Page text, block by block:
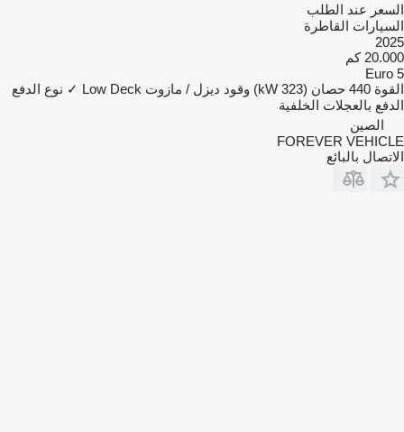
السعر عند الطلب
السيارات القاطرة
2025
20.000 كم
Euro 5
القوة 440 حصان (323 kW) وقود ديزل / مازوت Low Deck
✓ نوع الدفع
الدفع بالعجلات الخلفية
الصين
FOREVER VEHICLE
الاتصال بالبائع